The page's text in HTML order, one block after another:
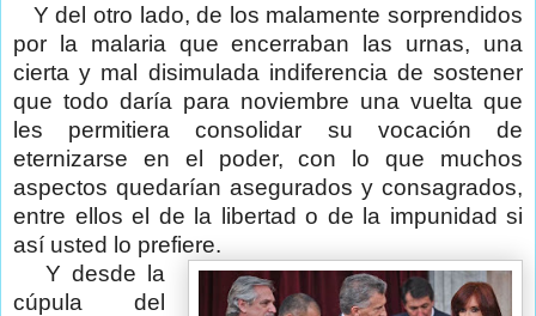
Y del otro lado, de los malamente sorprendidos
por la malaria que encerraban las urnas, una
cierta y mal disimulada indiferencia de sostener
que todo daría para noviembre una vuelta que
les permitiera consolidar su vocación de
eternizarse en el poder, con lo que muchos
aspectos quedarían asegurados y consagrados,
entre ellos el de la libertad o de la impunidad si
así usted lo prefiere.
Y desde la
cúpula del